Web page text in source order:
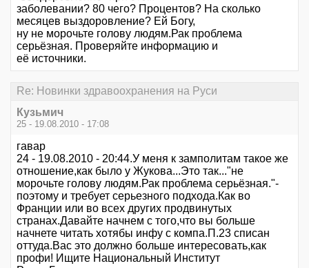
заболевании? 80 чего? Процентов? На сколько
месяцев выздоровление? Ей Богу,
ну не морочьте голову людям.Рак проблема
серьёзная. Проверяйте информацию и
её источники.
Re: Новинки здравоохранения на Руси
Кузьмич
25 - 19.08.2010 - 17:08
гавар
24 - 19.08.2010 - 20:44.У меня к замполитам такое же
отношение,как было у Жукова...Это так..."не
морочьте голову людям.Рак проблема серьёзная."-
поэтому и требует серьезного подхода.Как во
Франции или во всех других продвинутых
странах.Давайте начнем с того,что вы больше
начнете читать хотябы инфу с компа.П.23 списан
оттуда.Вас это должно больше интересовать,как
профи! Ищите Национальный Институт